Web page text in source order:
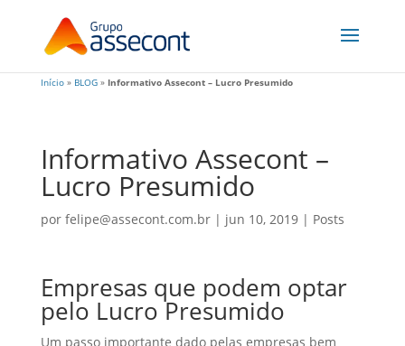
Início» BLOG» Informativo Assecont – Lucro Presumido
Informativo Assecont –
Lucro Presumido
por felipe@assecont.com.br| jun 10, 2019| Posts
Empresas que podem optar
pelo Lucro Presumido
Um passo importante dado pelas empresas bem